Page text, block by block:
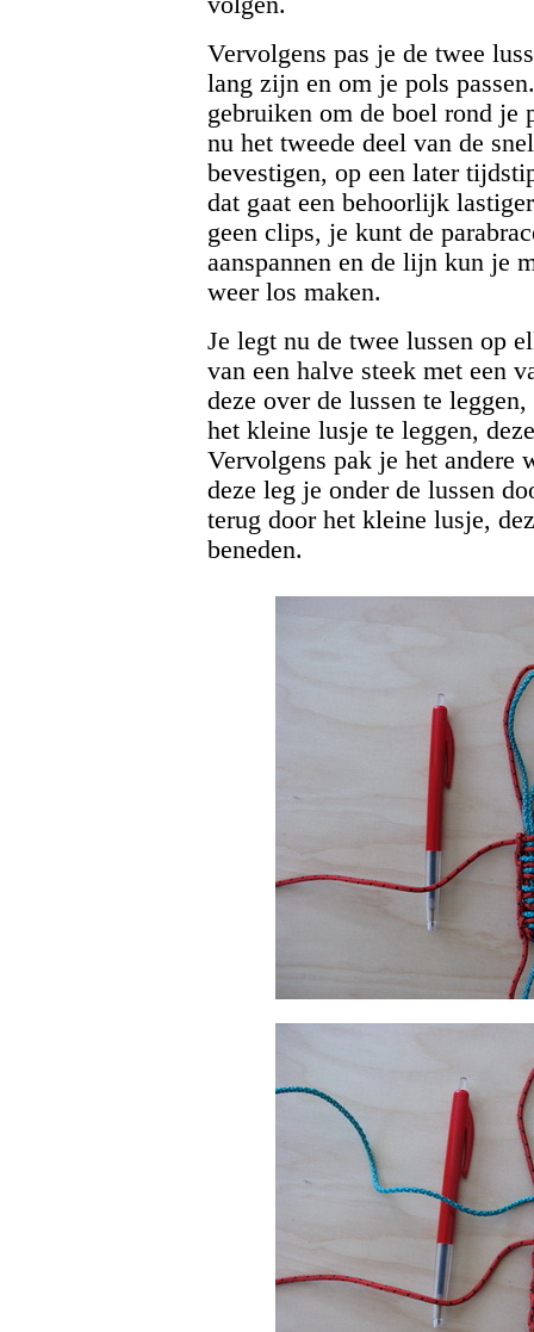
Vervolgens pas je de twee
lang zijn en om je pols
gebruiken om de boel rond je
nu het tweede deel van de
bevestigen, op een later
dat gaat een behoorlijk
geen clips, je kunt de
aanspannen en de lijn kun je
weer los maken.
Je legt nu de twee lussen op
van een halve steek met een
deze over de lussen te
het kleine lusje te leggen,
Vervolgens pak je het andere
deze leg je onder de lussen
terug door het kleine lusje,
beneden.